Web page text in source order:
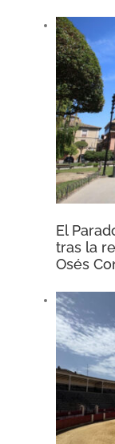
El
tras la
Osés